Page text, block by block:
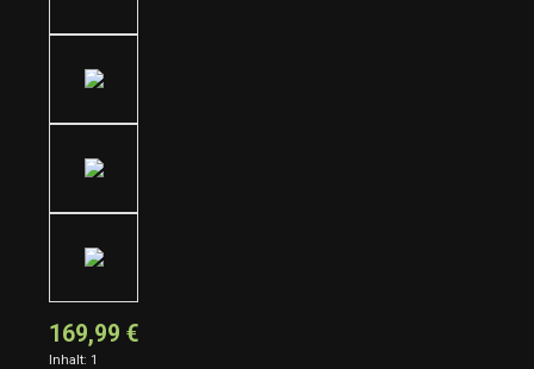
169,99 €
Inhalt: 1